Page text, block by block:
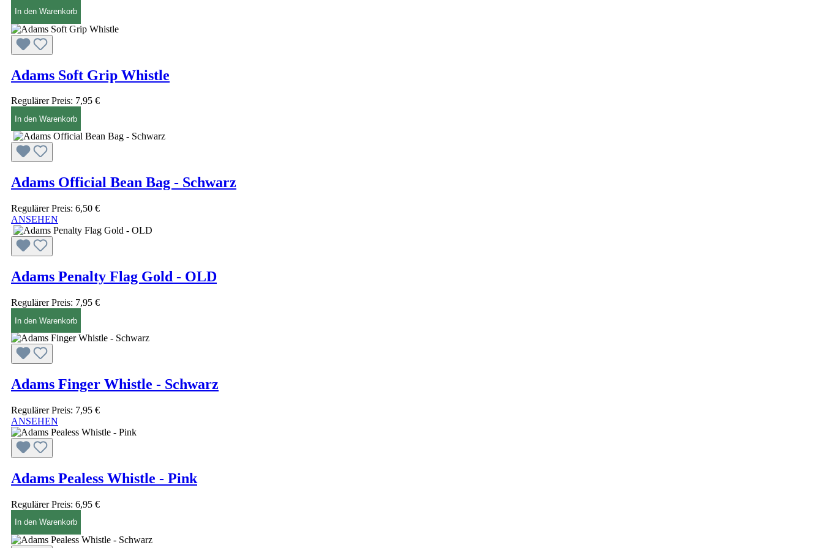
In den Warenkorb
Adams Soft Grip Whistle
Regulärer Preis: 7,95 €
In den Warenkorb
Adams Official Bean Bag - Schwarz
Regulärer Preis: 6,50 €
ANSEHEN
Adams Penalty Flag Gold - OLD
Regulärer Preis: 7,95 €
In den Warenkorb
Adams Finger Whistle - Schwarz
Regulärer Preis: 7,95 €
ANSEHEN
Adams Pealess Whistle - Pink
Regulärer Preis: 6,95 €
In den Warenkorb